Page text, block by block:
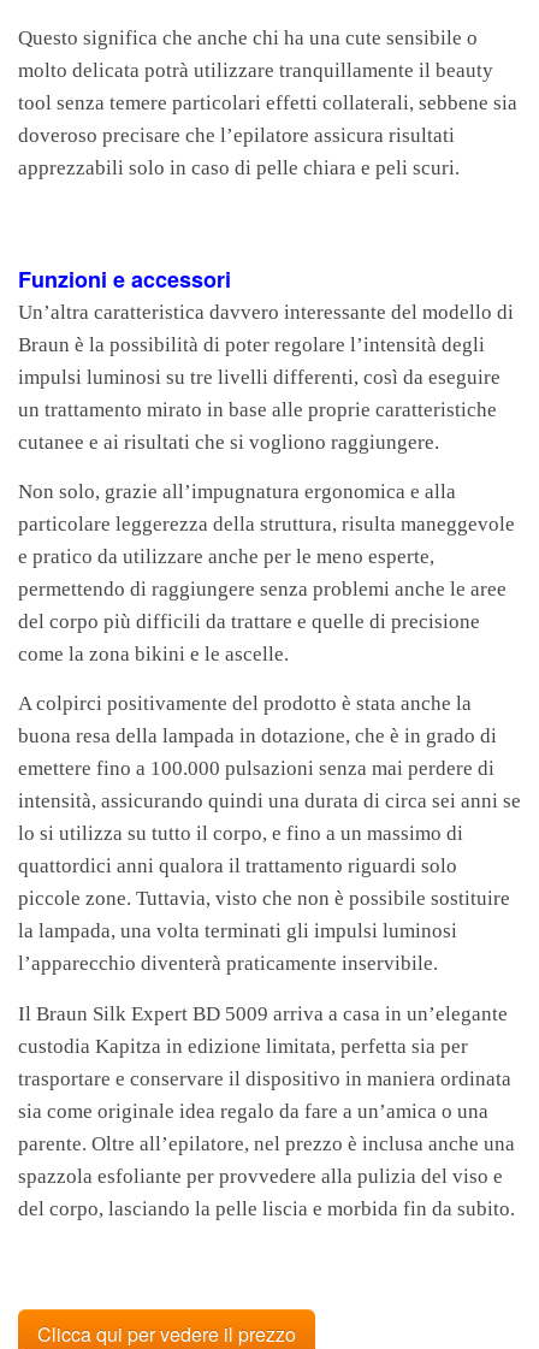
Questo significa che anche chi ha una cute sensibile o
molto delicata potrà utilizzare tranquillamente il beauty
tool senza temere particolari effetti collaterali, sebbene sia
doveroso precisare che l’epilatore assicura risultati
apprezzabili solo in caso di pelle chiara e peli scuri.
Funzioni e accessori
Un’altra caratteristica davvero interessante del modello di
Braun è la possibilità di poter regolare l’intensità degli
impulsi luminosi su tre livelli differenti, così da eseguire
un trattamento mirato in base alle proprie caratteristiche
cutanee e ai risultati che si vogliono raggiungere.
Non solo, grazie all’impugnatura ergonomica e alla
particolare leggerezza della struttura, risulta maneggevole
e pratico da utilizzare anche per le meno esperte,
permettendo di raggiungere senza problemi anche le aree
del corpo più difficili da trattare e quelle di precisione
come la zona bikini e le ascelle.
A colpirci positivamente del prodotto è stata anche la
buona resa della lampada in dotazione, che è in grado di
emettere fino a 100.000 pulsazioni senza mai perdere di
intensità, assicurando quindi una durata di circa sei anni se
lo si utilizza su tutto il corpo, e fino a un massimo di
quattordici anni qualora il trattamento riguardi solo
piccole zone. Tuttavia, visto che non è possibile sostituire
la lampada, una volta terminati gli impulsi luminosi
l’apparecchio diventerà praticamente inservibile.
Il Braun Silk Expert BD 5009 arriva a casa in un’elegante
custodia Kapitza in edizione limitata, perfetta sia per
trasportare e conservare il dispositivo in maniera ordinata
sia come originale idea regalo da fare a un’amica o una
parente. Oltre all’epilatore, nel prezzo è inclusa anche una
spazzola esfoliante per provvedere alla pulizia del viso e
del corpo, lasciando la pelle liscia e morbida fin da subito.
Clicca qui per vedere il prezzo